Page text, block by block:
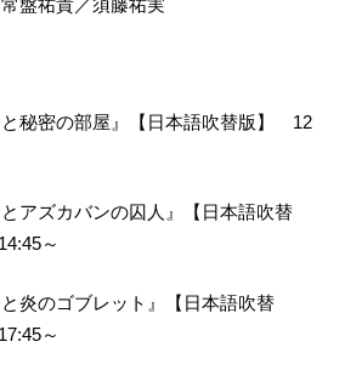
と秘密の部屋』【日本語吹替版】 12
アズカバンの囚人』【日本語吹替
～
炎のゴブレット』【日本語吹替
～